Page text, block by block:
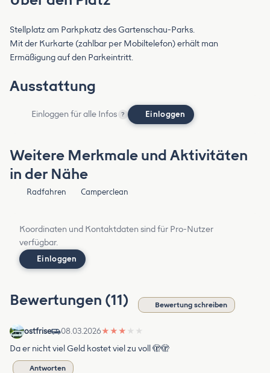
Stellplatz am Parkpkatz des Gartenschau-Parks.
Mit der Kurkarte (zahlbar per Mobiltelefon) erhält man
Ermäßigung auf den Parkeintritt.
Ausstattung
Einloggen für alle Infos ? Einloggen
Weitere Merkmale und Aktivitäten
in der Nähe
Radfahren Camperclean
Koordinaten und Kontaktdaten sind für Pro-Nutzer
verfügbar.
Einloggen
Bewertungen (11) Bewertung schreiben
ostfrise 08.03.2026★ ★ ★ ★ ★
Da er nicht viel Geld kostet viel zu voll 🫣🫣
Antworten